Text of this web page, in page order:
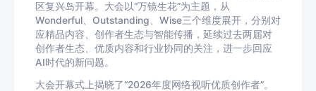
区复兴岛开幕。大会以“万镜生花”为主题，从
Wonderful、Outstanding、Wise三个维度展开，分别对
应精品内容、创作者生态与智能传播，延续过去两届对
创作者生态、优质内容和行业协同的关注，进一步回应
AI时代的新问题。
大会开幕式上揭晓了“2026年度网络视听优质创作者”。